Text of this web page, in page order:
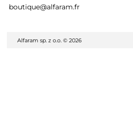
boutique@alfaram.fr
Alfaram sp. z o.o. © 2026